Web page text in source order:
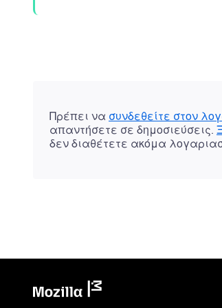
Πρέπει να συνδεθείτε στον
απαντήσετε σε δημοσιεύσεις.
δεν διαθέτετε ακόμα